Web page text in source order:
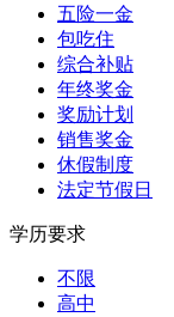
五险一金
包吃住
综合补贴
年终奖金
奖励计划
销售奖金
休假制度
法定节假日
学历要求
不限
高中